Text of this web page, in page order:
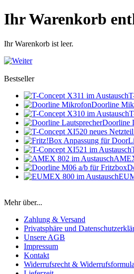
Ihr Warenkorb
Ihr Warenkorb ist leer.
Bestseller
Doorline
Doorline
Mehr über...
Zahlung & Versand
Privatsphäre und
Unsere AGB
Impressum
Kontakt
Widerrufsrecht &